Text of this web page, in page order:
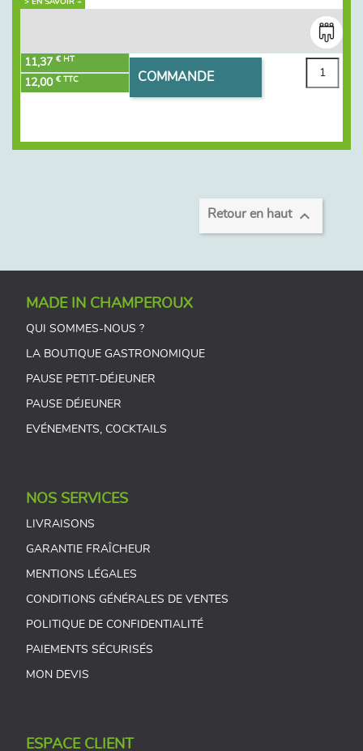
11,37 € HT
12,00 € TTC COMMANDE
Retour en haut 
MADE IN CHAMPEROUX
QUI SOMMES-NOUS ?
LA BOUTIQUE GASTRONOMIQUE
PAUSE PETIT-DÉJEUNER
PAUSE DÉJEUNER
EVÉNEMENTS, COCKTAILS
NOS SERVICES
LIVRAISONS
GARANTIE FRAÎCHEUR
MENTIONS LÉGALES
CONDITIONS GÉNÉRALES DE VENTES
POLITIQUE DE CONFIDENTIALITÉ
PAIEMENTS SÉCURISÉS
MON DEVIS
ESPACE CLIENT